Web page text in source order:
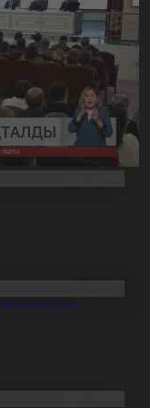
жиналды